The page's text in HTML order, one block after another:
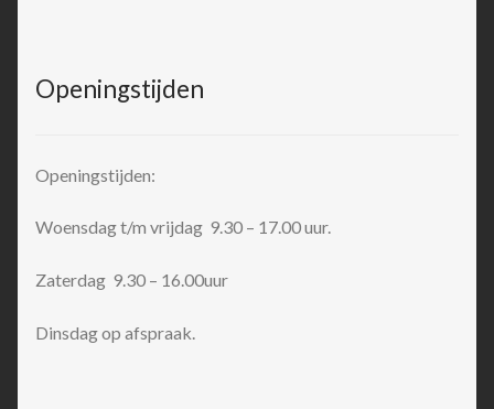
Openingstijden
Openingstijden:
Woensdag t/m vrijdag 9.30 – 17.00 uur.
Zaterdag 9.30 – 16.00uur
Dinsdag op afspraak.